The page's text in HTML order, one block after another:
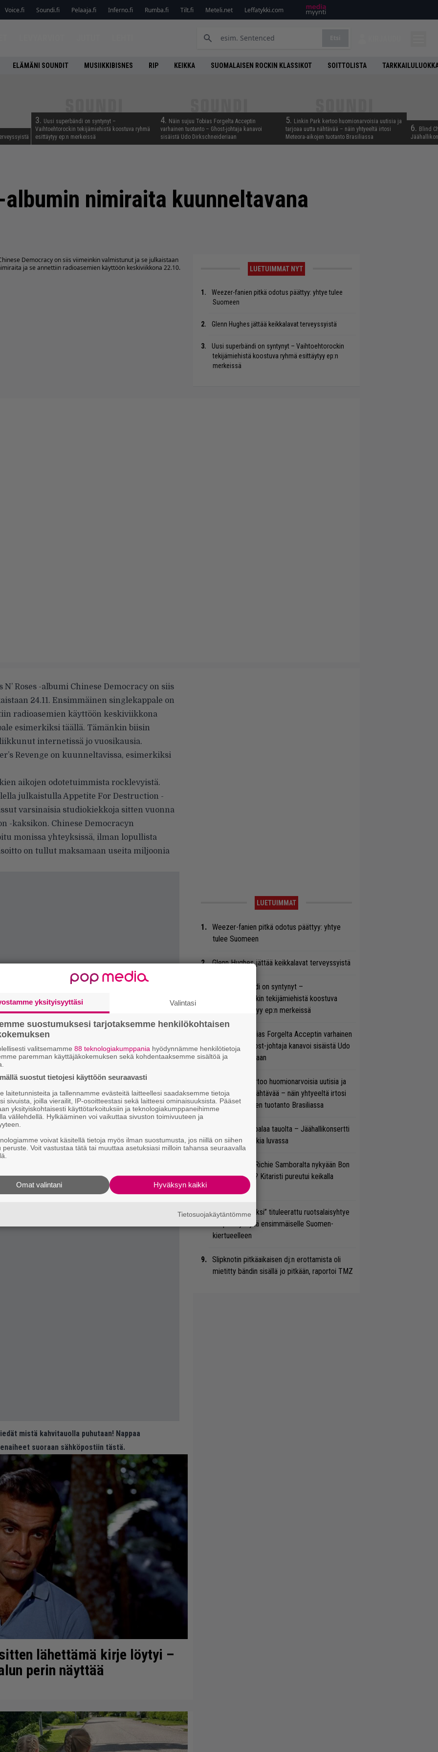
Voice.fi Soundi.fi Pelaaja.fi Inferno.fi Rumba.fi Tilt.fi Meteli.net Leffatykki.com
ELÄMÄNI SOUNDIT MUSIIKKIBISNES RIP KEIKKA SUOMALAISEN ROCKIN KLASSIKOT SOITTOLISTA
3. Uusi superbändi on syntynyt –
Vaihtoehtorockin tekijämiehistä koostuva ryhmä
esittäytyy ep:n merkeissä
4. Näin sujuu Tobias Forgelta Acceptin
varhainen tuotanto – Ghost-johtaja kanavoi
sisäistä Udo Dirkschneideriaan
5. Linkin Park kertoo huomionarvoisia uutisia ja
tarjoaa uutta nähtävää – näin yhtyeeltä irtosi
Meteora-aikojen tuotanto Brasiliassa
6. Blind
-albumin nimiraita kuunneltavana
Democracy on siis viimeinkin valmistunut ja se julkaistaan
ja se annettiin radioasemien käyttöön keskiviikkona 22.10.
LUETUIMMAT NYT
Weezer-fanien pitkä odotus päättyy: yhtye tulee
Suomeen
Glenn Hughes jättää keikkalavat terveyssyistä
Uusi superbändi on syntynyt – Vaihtoehtorockin
tekijämiehistä koostuva ryhmä esittäytyy ep:n
merkeissä
Roses -albumi Chinese Democracy on siis
24.11. Ensimmäinen singlekappale on
radioasemien käyttöön keskiviikkona
esimerkiksi täällä. Tämänkin biisin
internetissä jo vuosikausia.
Revenge on kuunneltavissa, esimerkiksi
aikojen odotetuimmista rocklevyistä.
julkaistulla Appetite For Destruction -
varsinaisia studiokiekkoja sitten vuonna
-kaksikon. Chinese Democracyn
monissa yhteyksissä, ilman lopullista
on tullut maksamaan useita miljoonia
on jo lohkaissut seuraavan
Weeklyllekoskien uutta levyä (tätä
oleellista):
strange bedfellows. When they asked
they didn’t say, ’Can you do it in the
their numbers. Great art sometimes takes
mistä kahvitauolla puhutaan! Nappaa
suoraan sähköpostiin tästä.
lähettämä kirje löytyi –
perin näyttää
LUETUIMMAT
Weezer-fanien pitkä odotus päättyy: yhtye
tulee Suomeen
Glenn Hughes jättää keikkalavat terveyssyistä
Uusi superbändi on syntynyt –
Vaihtoehtorockin tekijämiehistä koostuva
ryhmä esittäytyy ep:n merkeissä
Näin sujuu Tobias Forgelta Acceptin varhainen
tuotanto – Ghost-johtaja kanavoi sisäistä Udo
Dirkschneideriaan
Linkin Park kertoo huomionarvoisia uutisia ja
tarjoaa uutta nähtävää – näin yhtyeeltä irtosi
Meteora-aikojen tuotanto Brasiliassa
Blind Channel palaa tauolta – Jäähallikonsertti
ja uutta musiikkia luvassa
Miten sujuvat Richie Samboralta nykyään Bon
Jovi -hommat? Kitaristi pureutui keikalla
vanhaan hittiin
”Uudeksi Kentiksi” tituleerattu ruotsalaisyhtye
saapuu syksyllä ensimmäiselle Suomen-
kiertueelleen
Slipknotin pitkäaikaisen dj:n erottamista oli
mietitty bändin sisällä jo pitkään, raportoi TMZ
yksityisyyttäsi Valintasi
suostumuksesi tarjotaksemme henkilökohtaisen
valitsemamme 88 teknologiakumppania hyödynnämme henkilötietoja
paremman käyttäjäkokemuksen sekä kohdentaaksemme sisältöä ja
suostut tietojesi käyttöön seuraavasti
laitetunnisteita ja tallennamme evästeitä laitteellesi saadaksemme tietoja
sivuista, joilla vierailit, IP-osoitteestasi sekä laitteesi ominaisuuksista. Pääset
yksityiskohtaisesti käyttötarkoituksiin ja teknologiakumppaneihimme
välilehdellä. Hylkääminen voi vaikuttaa sivuston toimivuuteen ja
voivat käsitellä tietoja myös ilman suostumusta, jos niillä on siihen
peruste. Voit vastustaa tätä tai muuttaa asetuksiasi milloin tahansa seuraavalla
Hyväksyn kaikki
Omat valintani
Tietosuojakäytäntömme